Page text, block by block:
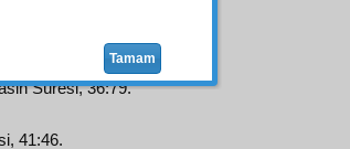
Sûresi, 36:79.
41:46.
Tamam